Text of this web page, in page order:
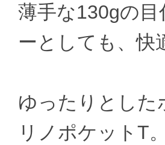
薄手な130gの
ーとしても、快
ゆったりとした
リノポケットT。